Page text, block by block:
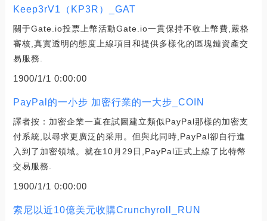
Keep3rV1（KP3R）_GAT
關于Gate.io投票上幣活動Gate.io一貫保持不收上幣費,嚴格
審核,真實透明的態度上線項目和提供多樣化的區塊鏈資產交
易服務.
1900/1/1 0:00:00
PayPal的一小步 加密行業的一大步_COIN
譯者按：加密企業一直在試圖建立類似PayPal那樣的加密支
付系統,以尋求更廣泛的采用。但與此同時,PayPal卻自行進
入到了加密領域。就在10月29日,PayPal正式上線了比特幣
交易服務.
1900/1/1 0:00:00
索尼以近10億美元收購Crunchyroll_RUN